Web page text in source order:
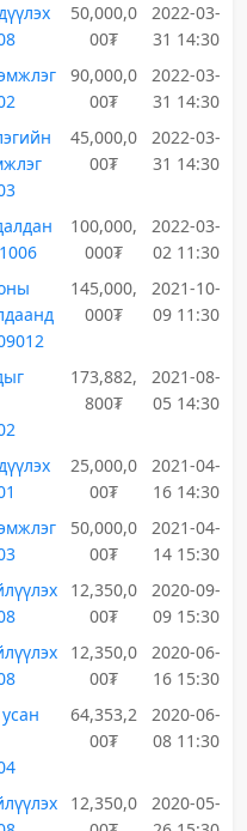
50,000,0
00₮
2022-03-
31 14:30
90,000,0
00₮
2022-03-
31 14:30
45,000,0
00₮
2022-03-
31 14:30
100,000,
000₮
2022-03-
02 11:30
145,000,
000₮
2021-10-
09 11:30
173,882,
800₮
2021-08-
05 14:30
25,000,0
00₮
2021-04-
16 14:30
50,000,0
00₮
2021-04-
14 15:30
12,350,0
00₮
2020-09-
09 15:30
12,350,0
00₮
2020-06-
16 15:30
64,353,2
00₮
2020-06-
08 11:30
12,350,0
2020-05-